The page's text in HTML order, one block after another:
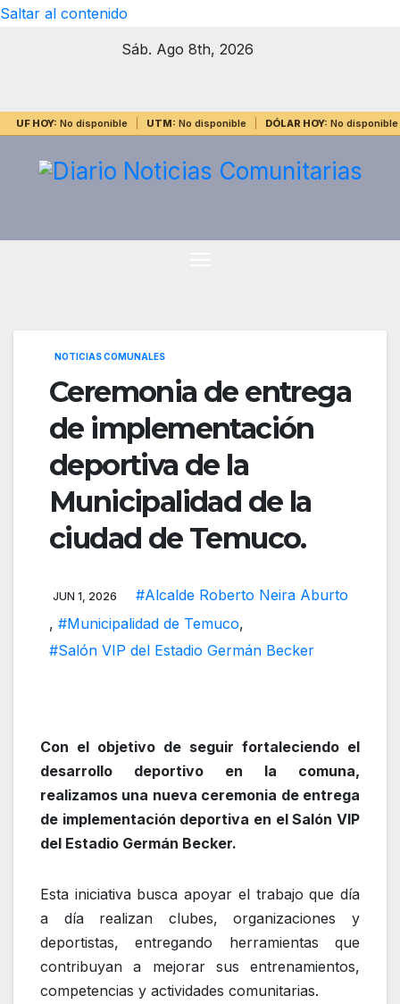
Saltar al contenido
Sáb. Ago 8th, 2026
UF HOY: No disponible UTM: No disponible DÓLAR HOY: No disponible
NOTICIAS COMUNALES
Ceremonia de entrega
de implementación
deportiva de la
Municipalidad de la
ciudad de Temuco.
JUN 1, 2026
#Alcalde Roberto Neira Aburto
, #Municipalidad de Temuco,
#Salón VIP del Estadio Germán Becker
Con el objetivo de seguir fortaleciendo el
desarrollo deportivo en la comuna,
realizamos una nueva ceremonia de entrega
de implementación deportiva en el Salón VIP
del Estadio Germán Becker.
Esta iniciativa busca apoyar el trabajo que día
a día realizan clubes, organizaciones y
deportistas, entregando herramientas que
contribuyan a mejorar sus entrenamientos,
competencias y actividades comunitarias.